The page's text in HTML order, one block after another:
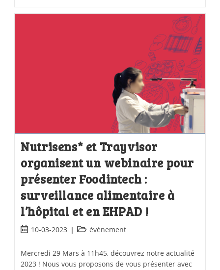
Nutrisens* et Trayvisor
organisent un webinaire pour
présenter Foodintech :
surveillance alimentaire à
l’hôpital et en EHPAD !
10-03-2023 évènement
Mercredi 29 Mars à 11h45, découvrez notre actualité
2023 ! Nous vous proposons de vous présenter avec